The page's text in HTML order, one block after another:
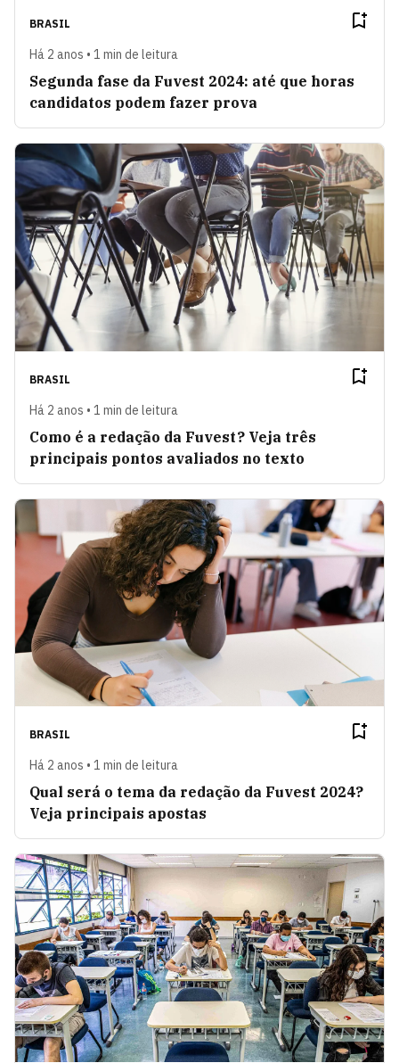
BRASIL
Há 2 anos • 1 min de leitura
Segunda fase da Fuvest 2024: até que horas
candidatos podem fazer prova
BRASIL
Há 2 anos • 1 min de leitura
Como é a redação da Fuvest? Veja três
principais pontos avaliados no texto
BRASIL
Há 2 anos • 1 min de leitura
Qual será o tema da redação da Fuvest 2024?
Veja principais apostas